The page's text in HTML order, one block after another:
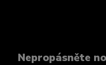
Nepropásněte